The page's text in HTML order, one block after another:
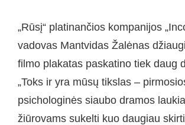
„Rūsį“ platinančios kompanijos
vadovas Mantvidas Žalėnas
filmo plakatas paskatino tiek daug
„Toks ir yra mūsų tikslas –
psichologinės siaubo dramos
žiūrovams sukelti kuo daugiau